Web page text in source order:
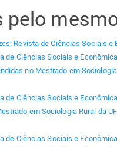
Revista de Ciências Sociais e
de Ciências Sociais e
no Mestrado em
de Ciências Sociais e
em Sociologia Rural da
de Ciências Sociais e